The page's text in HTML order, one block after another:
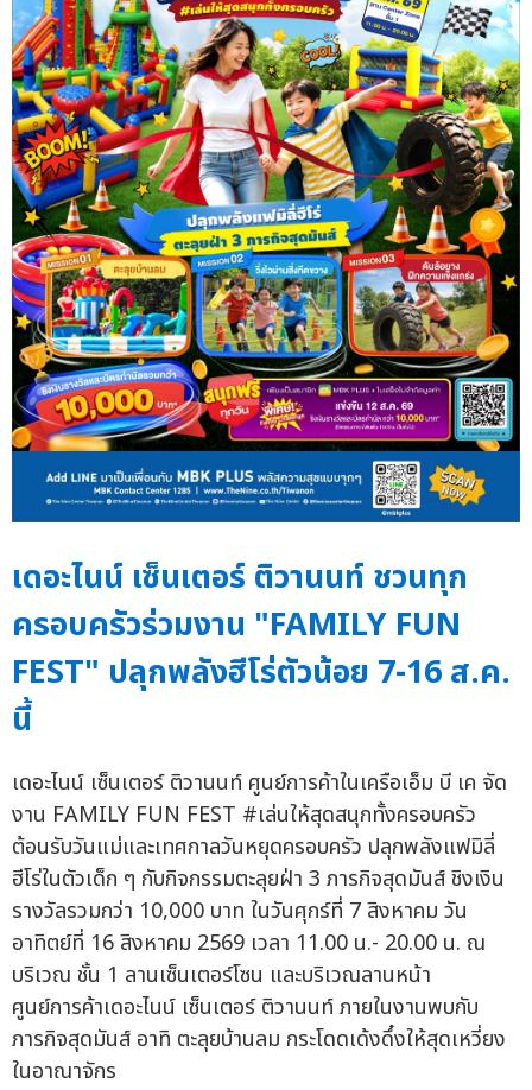
เดอะไนน์ เซ็นเตอร์ ติวานนท์ ชวนทุก
ครอบครัวร่วมงาน "FAMILY FUN
FEST" ปลุกพลังฮีโร่ตัวน้อย 7-16 ส.ค.
นี้
เดอะไนน์ เซ็นเตอร์ ติวานนท์ ศูนย์การค้าในเครือเอ็ม บี เค จัด
งาน FAMILY FUN FEST #เล่นให้สุดสนุกทั้งครอบครัว
ต้อนรับวันแม่และเทศกาลวันหยุดครอบครัว ปลุกพลังแฟมิลี่
ฮีโร่ในตัวเด็ก ๆ กับกิจกรรมตะลุยฝ่า 3 ภารกิจสุดมันส์ ชิงเงิน
รางวัลรวมกว่า 10,000 บาท ในวันศุกร์ที่ 7 สิงหาคม วัน
อาทิตย์ที่ 16 สิงหาคม 2569 เวลา 11.00 น.- 20.00 น. ณ
บริเวณ ชั้น 1 ลานเซ็นเตอร์โซน และบริเวณลานหน้า
ศูนย์การค้าเดอะไนน์ เซ็นเตอร์ ติวานนท์ ภายในงานพบกับ
ภารกิจสุดมันส์ อาทิ ตะลุยบ้านลม กระโดดเด้งดึ๋งให้สุดเหวี่ยง
ในอาณาจักร